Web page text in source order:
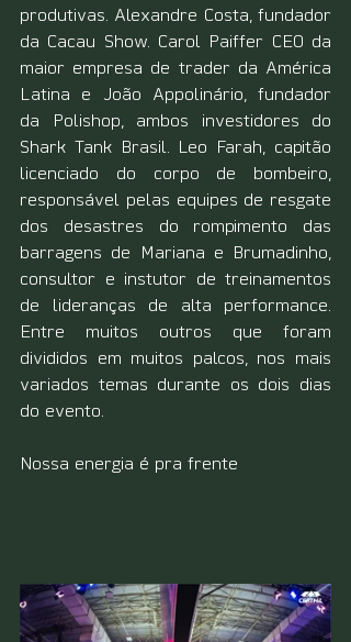
produtivas. Alexandre Costa, fundador
da Cacau Show. Carol Paiffer CEO da
maior empresa de trader da América
Latina e João Appolinário, fundador
da Polishop, ambos investidores do
Shark Tank Brasil. Leo Farah, capitão
licenciado do corpo de bombeiro,
responsável pelas equipes de resgate
dos desastres do rompimento das
barragens de Mariana e Brumadinho,
consultor e instutor de treinamentos
de lideranças de alta performance.
Entre muitos outros que foram
divididos em muitos palcos, nos mais
variados temas durante os dois dias
do evento.
Nossa energia é pra frente